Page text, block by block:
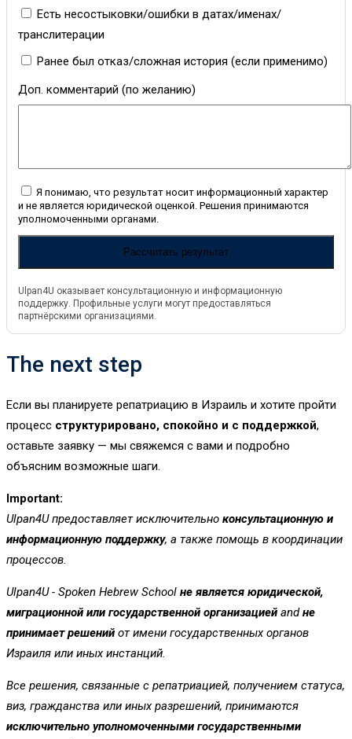
Есть несостыковки/ошибки в датах/именах/
транслитерации
Ранее был отказ/сложная история (если применимо)
Доп. комментарий (по желанию)
Я понимаю, что результат носит информационный характер
и не является юридической оценкой. Решения принимаются
уполномоченными органами.
Рассчитать результат
Ulpan4U оказывает консультационную и информационную
поддержку. Профильные услуги могут предоставляться
партнёрскими организациями.
The next step
Если вы планируете репатриацию в Израиль и хотите пройти
процесс структурировано, спокойно и с поддержкой,
оставьте заявку — мы свяжемся с вами и подробно
объясним возможные шаги.
Important:
Ulpan4U предоставляет исключительно консультационную и
информационную поддержку, а также помощь в координации
процессов.
Ulpan4U - Spoken Hebrew School не является юридической,
миграционной или государственной организацией andне
принимает решений от имени государственных органов
Израиля или иных инстанций.
Все решения, связанные с репатриацией, получением статуса,
виз, гражданства или иных разрешений, принимаются
исключительно уполномоченными государственными